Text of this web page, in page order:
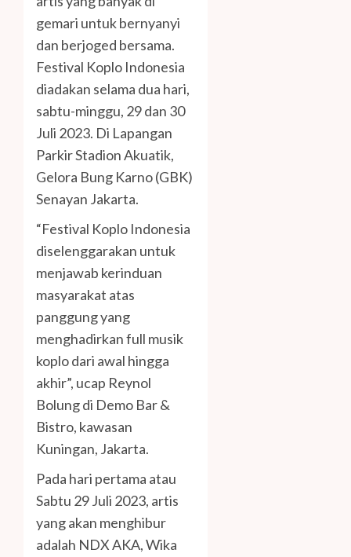
gemari untuk bernyanyi
dan berjoged bersama.
Festival Koplo Indonesia
diadakan selama dua hari,
sabtu-minggu, 29 dan 30
Juli 2023. Di Lapangan
Parkir Stadion Akuatik,
Gelora Bung Karno (GBK)
Senayan Jakarta.
“Festival Koplo Indonesia
diselenggarakan untuk
menjawab kerinduan
masyarakat atas
panggung yang
menghadirkan full musik
koplo dari awal hingga
akhir”, ucap Reynol
Bolung di Demo Bar &
Bistro, kawasan
Kuningan, Jakarta.
Pada hari pertama atau
Sabtu 29 Juli 2023, artis
yang akan menghibur
adalah NDX AKA, Wika